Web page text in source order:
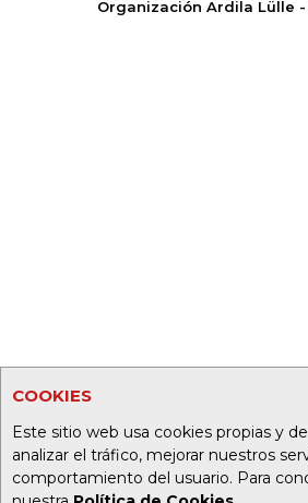
COOKIES
Este sitio web usa cookies propias y
analizar el tráfico, mejorar nuestros
comportamiento del usuario. Para
Organización Ardila Lülle -